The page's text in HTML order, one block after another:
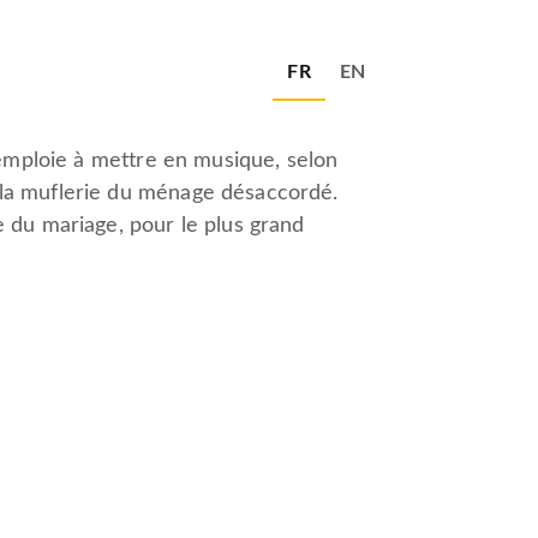
FR EN
à mettre en musique, selon
muflerie du ménage désaccordé.
mariage, pour le plus grand